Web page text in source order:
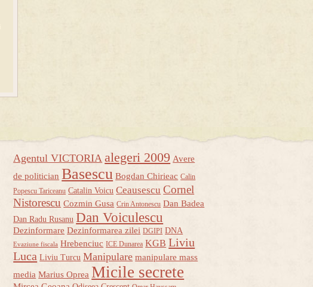
Agentul VICTORIA alegeri 2009 Avere
de politician Basescu Bogdan Chirieac Calin
Popescu Tariceanu Catalin Voicu Ceausescu Cornel
Nistorescu Cozmin Gusa Crin Antonescu Dan Badea
Dan Radu Rusanu Dan Voiculescu
Dezinformare Dezinformarea zilei DGIPI DNA
Evaziune fiscala Hrebenciuc ICE Dunarea KGB Liviu
Luca Liviu Turcu Manipulare manipulare mass
media Marius Oprea Micile secrete